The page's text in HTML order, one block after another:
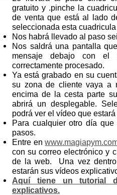
gratuito y .pinche la
de venta que está al lado
seleccionada esta
Nos habrá llevado al paso
Nos saldrá una pantalla
mensaje debajo con
correctamente procesado.
Ya está grabado en su
su zona de cliente vaya a
encima de la cesta parte
abrirá un desplegable.
podrá ver el vídeo que
Para cualquier otro día
pasos.
Entre en
con su correo electrónico y
de la web. Una vez
estarán sus vídeos
Aquí tiene un tutorial
explicativos.